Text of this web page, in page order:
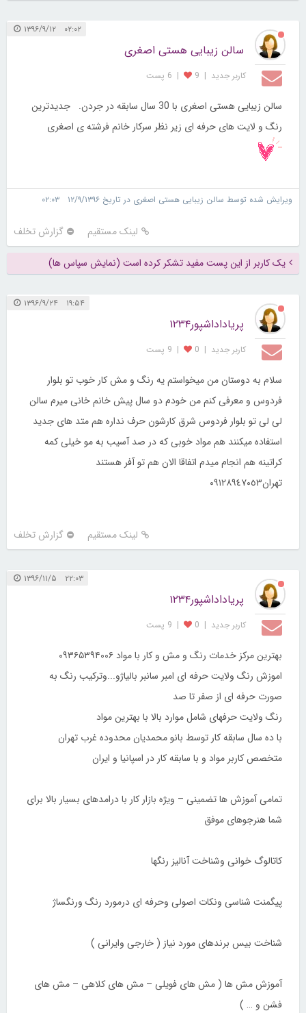
۰۲:۰۲ ۱۳۹۶/۹/۱۲
سالن زیبایی هستی اصغری
کاربر جديد |
9
| 6 پست
سالن زیبایی هستی اصغری با 30 سال سابقه در جردن. جدیدترین
رنگ و لایت های حرفه ای زیر نظر سرکار خانم فرشته ی اصغری
ویرایش شده توسط سالن زیبایی هستی اصغری در تاریخ ۱۲/۹/۱۳۹۶ ۰۲:۰۳
لینک مستقیم گزارش تخلف
یک کاربر از این پست مفید تشکر کرده است (نمایش سپاس ها)
۱۹:۵۴ ۱۳۹۶/۹/۲۴
پریاداداشپور۱۲۳۴
کاربر جديد |
0
| 9 پست
سلام به دوستان من میخواستم یه رنگ و مش کار خوب تو بلوار
فردوس و معرفی کنم من خودم دو سال پیش خانم خانی میرم سالن
لی لی تو بلوار فردوس شرق کارشون حرف نداره هم متد های جدید
استفاده میکنند هم مواد خوبی که در صد آسیب به مو خیلی کمه
کراتینه هم انجام میدم اتفاقا الان هم تو آفر هستند
تهران٠٩١٢٨٩٤٧٠٥٣
لینک مستقیم گزارش تخلف
۲۲:۰۳ ۱۳۹۶/۱۱/۵
پریاداداشپور۱۲۳۴
کاربر جديد |
0
| 9 پست
بهترین مرکز خدمات رنگ و مش و کار با مواد ۰۹۳۶۵۳۹۴۰۰۶
اموزش رنگ ولایت حرفه ای امبر سانبر بالیاژو...وترکیب رنگ به
صورت حرفه ای از صفر تا صد
رنگ ولایت حرفهای شامل موارد بالا با بهترین مواد
با ده سال سابقه کار توسط بانو محمدیان محدوده غرب تهران
متخصص کاربر مواد و با سابقه کار در اسپانیا و ایران
تمامی آموزش ها تضمینی – ویژه بازار کار با درامدهای بسیار بالا برای
شما هنرجوهای موفق
کاتالوگ خوانی وشناخت آنالیز رنگها
پیگمنت شناسی ونکات اصولی وحرفه ای درمورد رنگ ورنگساژ
شناخت بیس برندهای مورد نیاز ( خارجی وایرانی )
آموزش مش ها ( مش های فویلی – مش های کلاهی – مش های
فشن و … )